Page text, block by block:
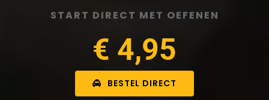
START DIRECT MET OEFENEN
€ 4,95
BESTEL DIRECT